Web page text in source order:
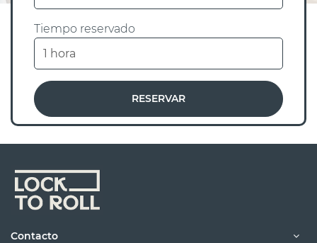
Tiempo reservado
RESERVAR
Contacto